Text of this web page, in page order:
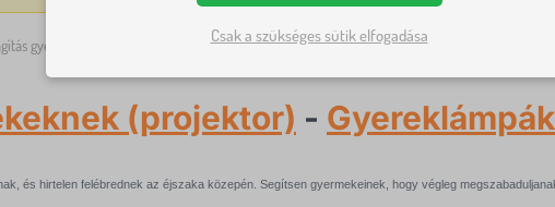
gyerekeknek (projektor)
(projektor) - Gyereklámpák
és hirtelen felébrednek az éjszaka közepén. Segítsen gyermekeinek, hogy végleg
Csak a szükséges sütik elfogadása